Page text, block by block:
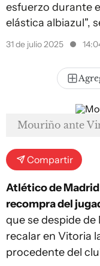
esfuerzo durante
elástica albiazul",
31 de julio 2025
Mouriño ante
Compartir
Atlético de
recompra del
que se despide
recalar en Vitoria
procedente del